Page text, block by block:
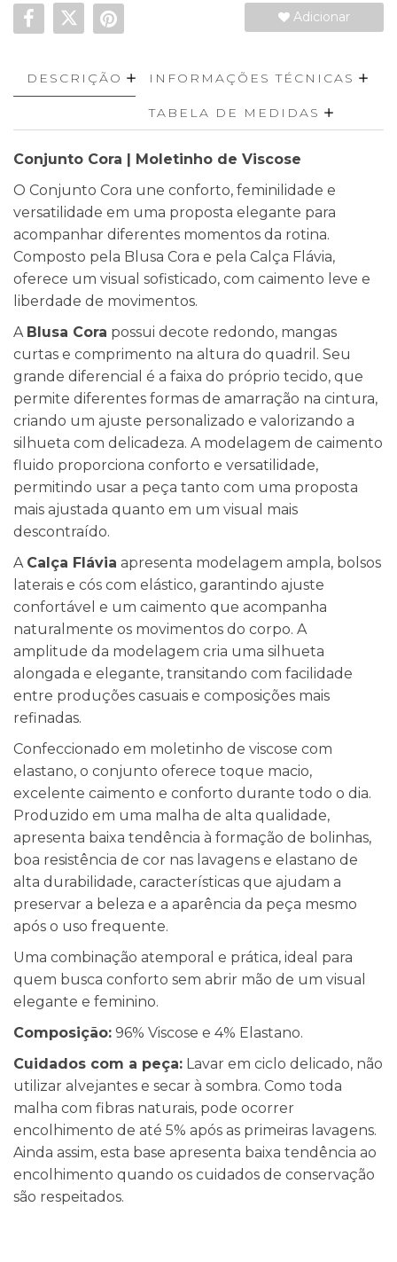
Adicionar
DESCRIÇÃO INFORMAÇÕES TÉCNICAS
TABELA DE MEDIDAS
Conjunto Cora | Moletinho de Viscose
O Conjunto Cora une conforto, feminilidade e
versatilidade em uma proposta elegante para
acompanhar diferentes momentos da rotina.
Composto pela Blusa Cora e pela Calça Flávia,
oferece um visual sofisticado, com caimento leve e
liberdade de movimentos.
A Blusa Cora possui decote redondo, mangas
curtas e comprimento na altura do quadril. Seu
grande diferencial é a faixa do próprio tecido, que
permite diferentes formas de amarração na cintura,
criando um ajuste personalizado e valorizando a
silhueta com delicadeza. A modelagem de caimento
fluido proporciona conforto e versatilidade,
permitindo usar a peça tanto com uma proposta
mais ajustada quanto em um visual mais
descontraído.
A Calça Flávia apresenta modelagem ampla, bolsos
laterais e cós com elástico, garantindo ajuste
confortável e um caimento que acompanha
naturalmente os movimentos do corpo. A
amplitude da modelagem cria uma silhueta
alongada e elegante, transitando com facilidade
entre produções casuais e composições mais
refinadas.
Confeccionado em moletinho de viscose com
elastano, o conjunto oferece toque macio,
excelente caimento e conforto durante todo o dia.
Produzido em uma malha de alta qualidade,
apresenta baixa tendência à formação de bolinhas,
boa resistência de cor nas lavagens e elastano de
alta durabilidade, características que ajudam a
preservar a beleza e a aparência da peça mesmo
após o uso frequente.
Uma combinação atemporal e prática, ideal para
quem busca conforto sem abrir mão de um visual
elegante e feminino.
Composição: 96% Viscose e 4% Elastano.
Cuidados com a peça: Lavar em ciclo delicado, não
utilizar alvejantes e secar à sombra. Como toda
malha com fibras naturais, pode ocorrer
encolhimento de até 5% após as primeiras lavagens.
Ainda assim, esta base apresenta baixa tendência ao
encolhimento quando os cuidados de conservação
são respeitados.